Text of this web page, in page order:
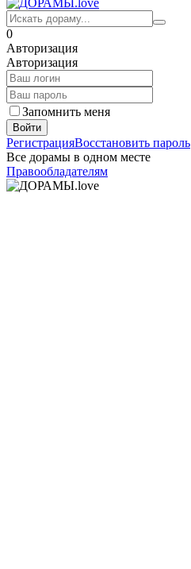
0
Авторизация
Авторизация
Запомнить меня
Войти
РегистрацияВосстановить пароль
Все дорамы в одном месте
Правообладателям